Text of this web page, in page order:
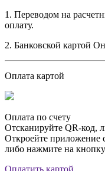
1. Переводом на
оплату.
2. Банковской картой
Оплата картой
Оплата по счету
Отсканируйте QR-код,
Откроейте приложение
либо нажмите на
Оплатить картой